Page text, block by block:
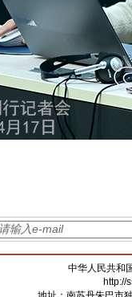
中华人民共和
http://